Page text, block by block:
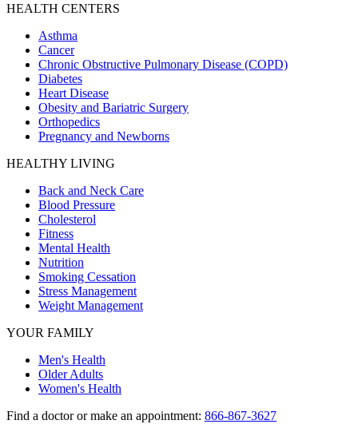
HEALTH CENTERS
Asthma
Cancer
Chronic Obstructive Pulmonary Disease (COPD)
Diabetes
Heart Disease
Obesity and Bariatric Surgery
Orthopedics
Pregnancy and Newborns
HEALTHY LIVING
Back and Neck Care
Blood Pressure
Cholesterol
Fitness
Mental Health
Nutrition
Smoking Cessation
Stress Management
Weight Management
YOUR FAMILY
Men's Health
Older Adults
Women's Health
Find a doctor or make an appointment: 866-867-3627